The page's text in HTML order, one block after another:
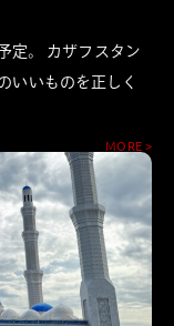
定。 カザフスタン
いいものを正しく
MORE >